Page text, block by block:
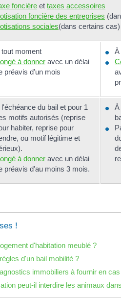
foncière et taxes accessoires
foncière des entreprises
sociales(dans certains cas)
tout moment
à donner avec un délai
préavis d'un mois
À
du bail et pour 1
motifs autorisés (reprise
habiter, reprise pour
ou motif légitime et
à donner avec un délai
préavis d'au moins 3 mois.
À
!
d'habitation meublé ?
d'un bail mobilité ?
immobiliers à fournir en
peut-il interdire les animaux